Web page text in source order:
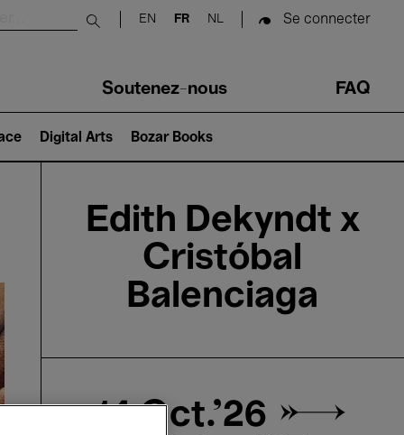
Submit search
EN FR NL Se connecter
Soutenez-nous FAQ
Digital Arts Bozar Books
Edith Dekyndt x
Cristóbal
Balenciaga
14 Oct.'26 →